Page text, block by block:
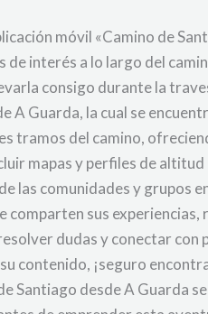
móvil «Camino de
interés a lo largo del
consigo durante la
A Guarda, la cual se
tramos del camino,
mapas y perfiles de
las comunidades y grupos
sus
dudas y conectar con
contenido, ¡seguro
Santiago desde A Guarda